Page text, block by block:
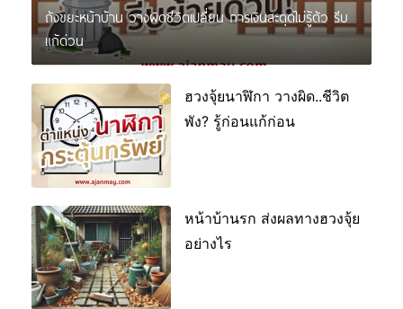
ถังขยะหน้าบ้าน วางผิดชีวิตเปลี่ยน การเงินสะดุดไม่รู้ตัว รีบ
แก้ด่วน
ฮวงจุ้ยนาฬิกา วางผิด..ชีวิต
พัง? รู้ก่อนแก้ก่อน
หน้าบ้านรก ส่งผลทางฮวงจุ้ย
อย่างไร